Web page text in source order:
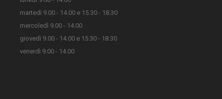
martedì 9.00 - 14.00 e 15.30 - 18.30
mercoledì 9.00 - 14.00
giovedì 9.00 - 14.00 e 15.30 - 18.30
venerdì 9.00 - 14.00